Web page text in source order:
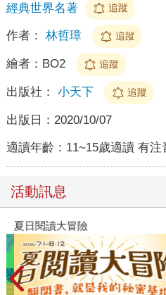
經典世界名著
追蹤
作者： 林哲璋 追蹤
繪者： BO2 追蹤
出版社： 小天下 追蹤
出版日： 2020/10/07
適讀年齡： 11~15歲適讀 有注
活動訊息
夏日閱讀大冒險